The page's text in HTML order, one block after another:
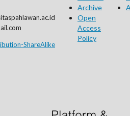
ShareAlike
Archive
Open
Access
Policy